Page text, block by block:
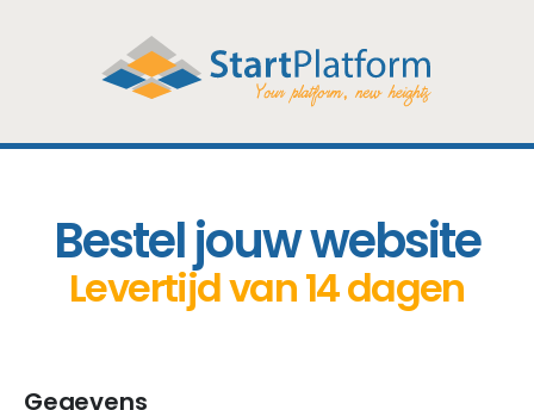
Bestel jouw website
Levertijd van 14 dagen
Gegevens